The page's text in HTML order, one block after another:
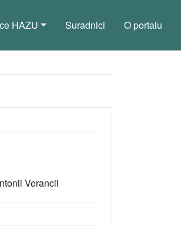
HAZU Suradnici O portalu
Verancii